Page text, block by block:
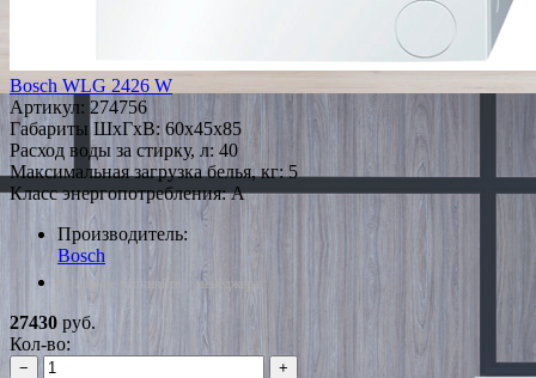
Bosch WLG 2426 W
Артикул: 274756
Габариты ШxГxВ: 60x45x85
Расход воды за стирку, л: 40
Максимальная загрузка белья, кг: 5
Класс энергопотребления: A
Производитель:
Bosch
*Наличие уточняйте у менеджера
27430 руб.
Кол-во:
−
+